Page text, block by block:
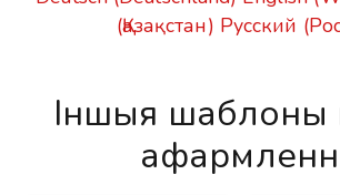
(Қазақстан) Русский
Іншыя шаблоны